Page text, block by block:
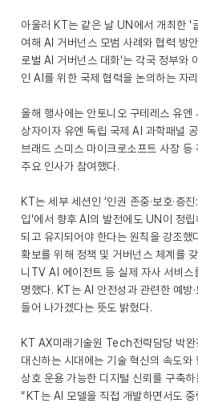
아울러 KT는 같은 날 UN에서 개최한 '
여해 AI 거버넌스 모범 사례와 협력 방
로벌 AI 거버넌스 대화'는 각국 정부와
인 AI를 위한 국제 협력을 논의하는 자
올해 행사에는 안토니오 구테레스 유엔
상자이자 유엔 독립 국제 AI 과학패널
브래드 스미스 마이크로소프트 사장 등
주요 인사가 참여했다.
KT는 세부 세션인 ‘인권 존중·보호·증
입'에서 향후 AI의 발전에도 UN이 정
되고 유지되어야 한다는 원칙을 강조
확보를 위해 정책 및 거버넌스 체계를
니TV AI 에이전트 등 실제 자사 서비스
명했다. KT는 AI 안전성과 관련한 예방
들어 나가겠다는 뜻도 밝혔다.
KT AX미래기술원 Tech전략담당 박완
대신하는 시대에는 기술 혁신의 속도
상호 운용 가능한 디지털 신뢰를 구축하
“KT는 AI 모델을 직접 개발하면서도